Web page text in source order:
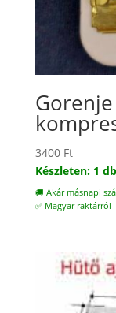
3400 Ft
Készleten: 1 db
🚚 Akár másnapi
✅ Magyar raktárról